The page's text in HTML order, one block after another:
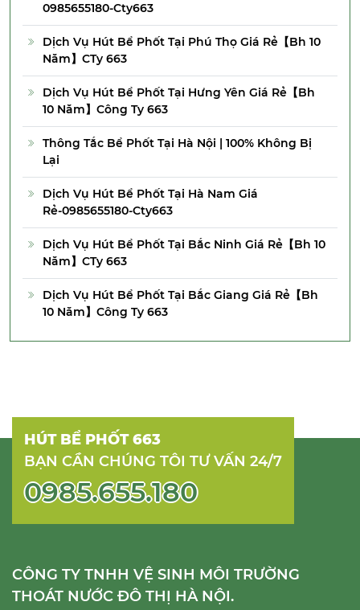
0985655180-Cty663
Dịch Vụ Hút Bể Phốt Tại Phú Thọ Giá Rẻ【Bh 10
Năm】CTy 663
Dịch Vụ Hút Bể Phốt Tại Hưng Yên Giá Rẻ【Bh
10 Năm】Công Ty 663
Thông Tắc Bể Phốt Tại Hà Nội | 100% Không Bị
Lại
Dịch Vụ Hút Bể Phốt Tại Hà Nam Giá
Rẻ-0985655180-Cty663
Dịch Vụ Hút Bể Phốt Tại Bắc Ninh Giá Rẻ【Bh 10
Năm】CTy 663
Dịch Vụ Hút Bể Phốt Tại Bắc Giang Giá Rẻ【Bh
10 Năm】Công Ty 663
HÚT BỂ PHỐT 663
BẠN CẦN CHÚNG TÔI TƯ VẤN 24/7
0985.655.180
CÔNG TY TNHH VỆ SINH MÔI TRƯỜNG
THOÁT NƯỚC ĐÔ THỊ HÀ NỘI.